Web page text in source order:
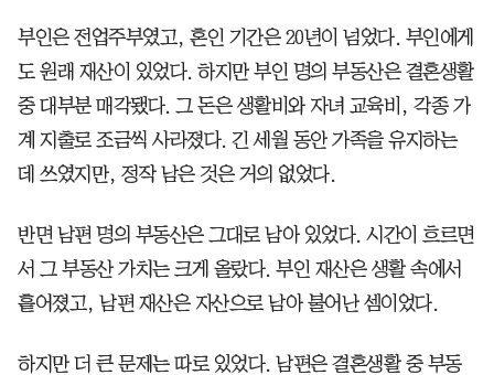
부인은 전업주부였고, 혼인 기간은 20년이 넘었다. 부인에게
도 원래 재산이 있었다. 하지만 부인 명의 부동산은 결혼생활
중 대부분 매각됐다. 그 돈은 생활비와 자녀 교육비, 각종 가
계 지출로 조금씩 사라졌다. 긴 세월 동안 가족을 유지하는
데 쓰였지만, 정작 남은 것은 거의 없었다.
반면 남편 명의 부동산은 그대로 남아 있었다. 시간이 흐르면
서 그 부동산 가치는 크게 올랐다. 부인 재산은 생활 속에서
흩어졌고, 남편 재산은 자산으로 남아 불어난 셈이었다.
하지만 더 큰 문제는 따로 있었다. 남편은 결혼생활 중 부동